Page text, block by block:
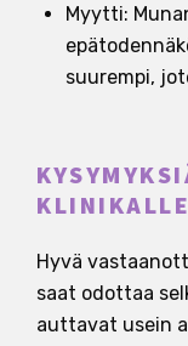
Myytti:
suurempi,
KLINIKALLE
Hyvä
saat odottaa
auttavat usein